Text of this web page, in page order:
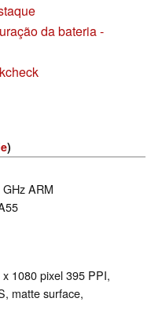
da bateria -
)
ARM
1080 pixel 395 PPI,
matte surface,